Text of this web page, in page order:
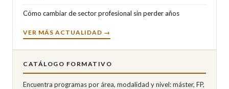
Cómo cambiar de sector profesional sin perder años
VER MÁS ACTUALIDAD →
CATÁLOGO FORMATIVO
Encuentra programas por área, modalidad y nivel: máster, FP,